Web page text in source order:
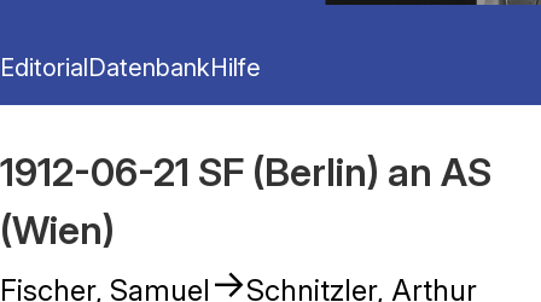
EditorialDatenbankHilfe
1912-06-21 SF (Berlin) an AS
(Wien)
Fischer, Samuel →Schnitzler, Arthur